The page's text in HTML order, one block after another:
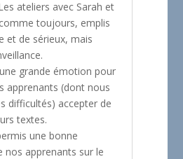
ateliers avec Sarah et
toujours, emplis
et de sérieux, mais
grande émotion pour
apprenants (dont nous
difficultés) accepter de
textes.
une bonne
nos apprenants sur le